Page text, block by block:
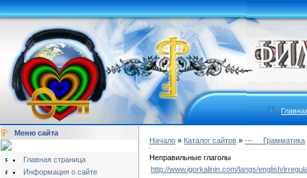
Меню сайта
Главная страница
Информация о сайте
Начало » Каталог сайтов » ---__ Грамматика
Неправильные глаголы
http://www.igorkalinin.com/langs/english/